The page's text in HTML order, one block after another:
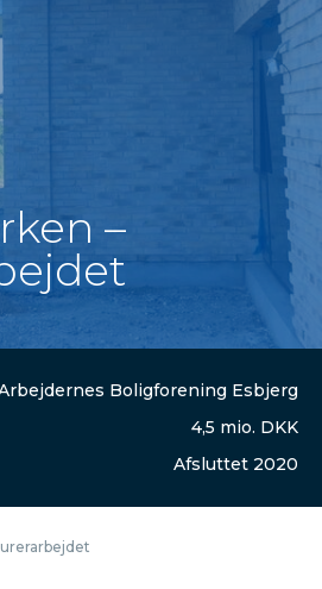
–
Boligforening Esbjerg
4,5 mio. DKK
Afsluttet 2020